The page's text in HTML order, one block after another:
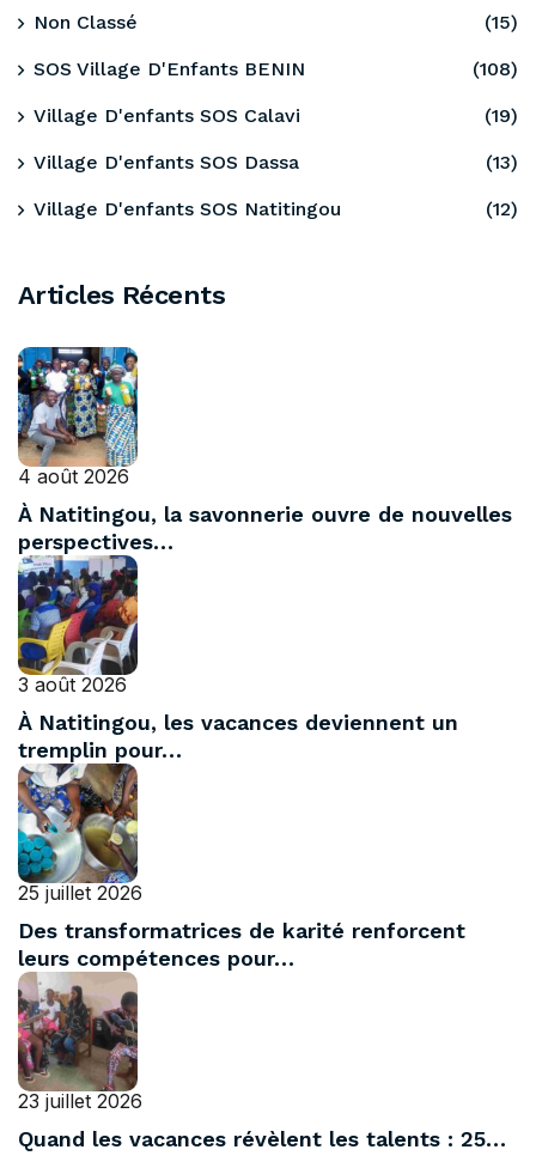
Non Classé (15)
SOS Village D'Enfants BENIN (108)
Village D'enfants SOS Calavi (19)
Village D'enfants SOS Dassa (13)
Village D'enfants SOS Natitingou (12)
Articles Récents
4 août 2026
À Natitingou, la savonnerie ouvre de nouvelles
perspectives…
3 août 2026
À Natitingou, les vacances deviennent un
tremplin pour…
25 juillet 2026
Des transformatrices de karité renforcent
leurs compétences pour…
23 juillet 2026
Quand les vacances révèlent les talents : 25…